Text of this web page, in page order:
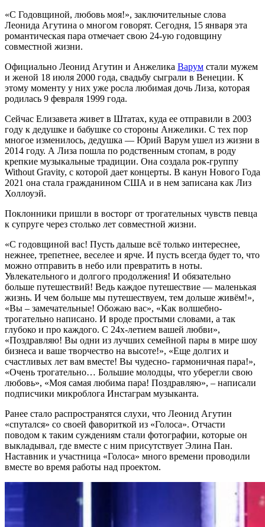
«С Годовщиной, любовь моя!», заключительные слова
Леонида Агутина о многом говорят. Сегодня, 15 января эта
романтическая пара отмечает свою 24-ую годовщину
совместной жизни.
Официально Леонид Агутин и Анжелика Варум стали мужем
и женой 18 июля 2000 года, свадьбу сыграли в Венеции. К
этому моменту у них уже росла любимая дочь Лиза, которая
родилась 9 февраля 1999 года.
Сейчас Елизавета живет в Штатах, куда ее отправили в 2003
году к дедушке и бабушке со стороны Анжелики. С тех пор
многое изменилось, дедушка — Юрий Варум ушел из жизни в
2014 году. А Лиза пошла по родственным стопам, в роду
крепкие музыкальные традиции. Она создала рок-группу
Without Gravity, с которой дает концерты. В канун Нового Года
2021 она стала гражданином США и в нем записана как Лиз
Холлоуэй.
Поклонники пришли в восторг от трогательных чувств певца
к супруге через столько лет совместной жизни.
«С годовщиной вас! Пусть дальше всё только интереснее,
нежнее, трепетнее, веселее и ярче. И пусть всегда будет то, что
можно отправить в небо или превратить в ноты.
Увлекательного и долгого продолжения! И обязательно
больше путешествий! Ведь каждое путешествие — маленькая
жизнь. И чем больше мы путешествуем, тем дольше живём!»,
«Вы – замечательные! Обожаю вас», «Как волшебно-
трогательно написано. И вроде простыми словами, а так
глубоко и про каждого. С 24х-летием вашей любви»,
«Поздравляю! Вы одни из лучших семейной пары в мире шоу
бизнеса и ваше творчество на высоте!», «Еще долгих и
счастливых лет вам вместе! Вы чудесно- гармоничная пара!»,
«Очень трогательно… Большие молодцы, что уберегли свою
любовь», «Моя самая любима пара! Поздравляю», – написали
подписчики микроблога Инстаграм музыканта.
Ранее стало распространятся слухи, что Леонид Агутин
«спутался» со своей фавориткой из «Голоса». Отчасти
поводом к таким суждениям стали фотографии, которые он
выкладывал, где вместе с ним присутствует Элина Пан.
Наставник и участница «Голоса» много времени проводили
вместе во время работы над проектом.